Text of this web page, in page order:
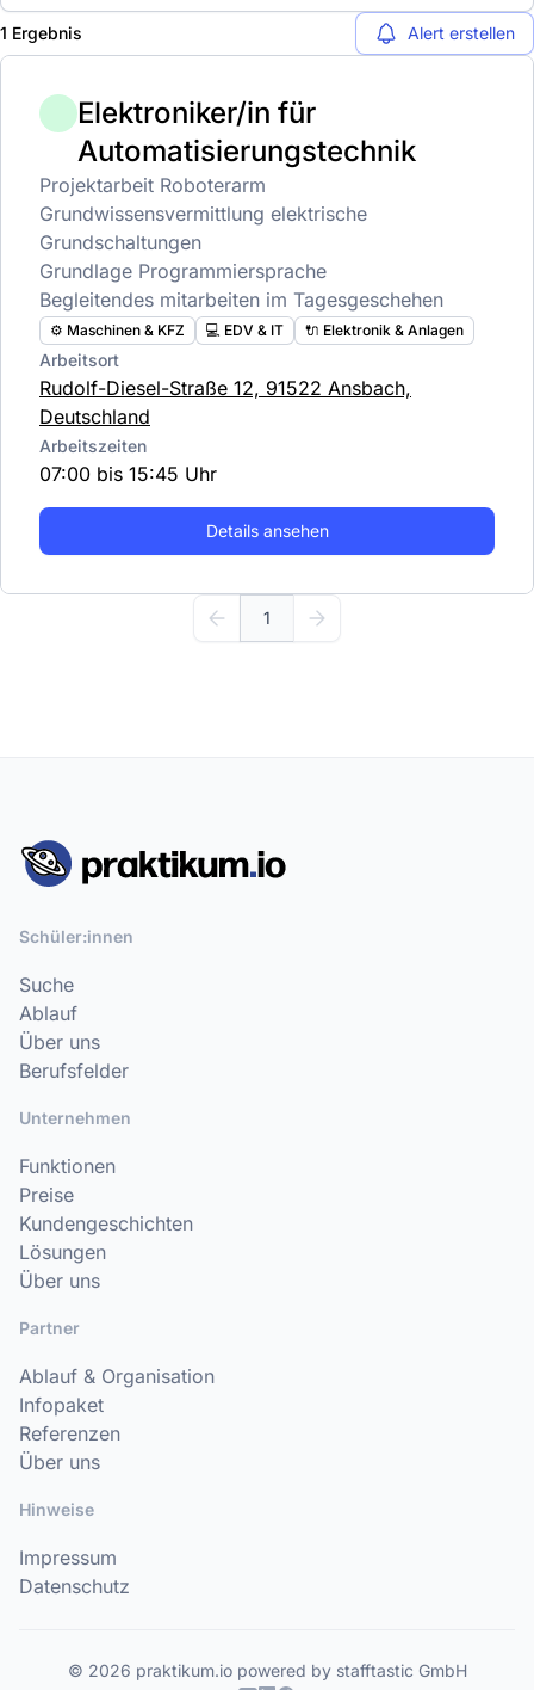
1 Ergebnis Alert erstellen
Elektroniker/in für
Automatisierungstechnik
Projektarbeit Roboterarm
Grundwissensvermittlung elektrische
Grundschaltungen
Grundlage Programmiersprache
Begleitendes mitarbeiten im Tagesgeschehen
⚙️ Maschinen & KFZ 💻 EDV & IT 🔌 Elektronik & Anlagen
Arbeitsort
Rudolf-Diesel-Straße 12, 91522 Ansbach,
Deutschland
Arbeitszeiten
07:00 bis 15:45 Uhr
Details ansehen
1
Schüler:innen
Suche
Ablauf
Über uns
Berufsfelder
Unternehmen
Funktionen
Preise
Kundengeschichten
Lösungen
Über uns
Partner
Ablauf & Organisation
Infopaket
Referenzen
Über uns
Hinweise
Impressum
Datenschutz
© 2026 praktikum.io powered by stafftastic GmbH